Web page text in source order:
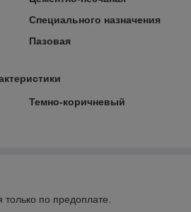
Специального назначения
Пазовая
Темно-коричневый
только по предоплате.